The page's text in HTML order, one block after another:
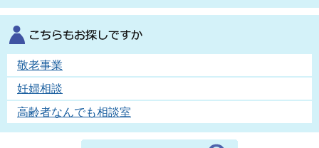
敬老事業
妊婦相談
高齢者なんでも相談室